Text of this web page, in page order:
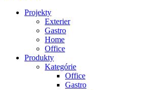
Projekty
Exterier
Gastro
Home
Office
Produkty
Kategórie
Office
Gastro